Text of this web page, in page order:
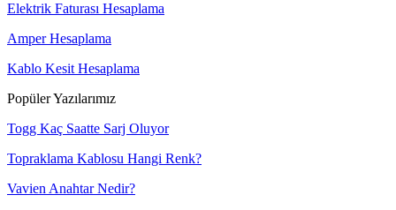
Elektrik Faturası Hesaplama
Amper Hesaplama
Kablo Kesit Hesaplama
Popüler Yazılarımız
Togg Kaç Saatte Sarj Oluyor
Topraklama Kablosu Hangi Renk?
Vavien Anahtar Nedir?